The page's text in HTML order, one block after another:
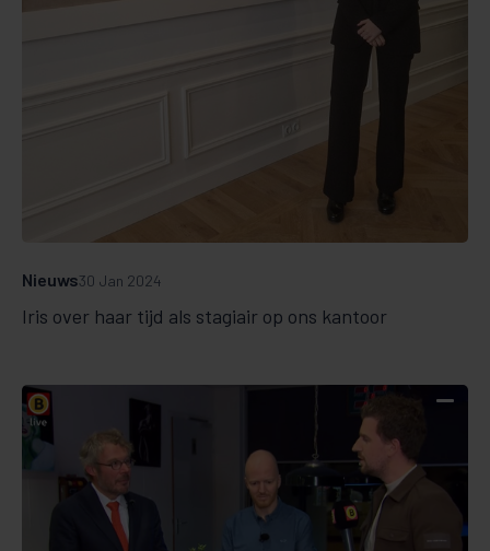
Iris over haar tijd als stagiair op ons kantoor
Nieuws30 Jan 2024